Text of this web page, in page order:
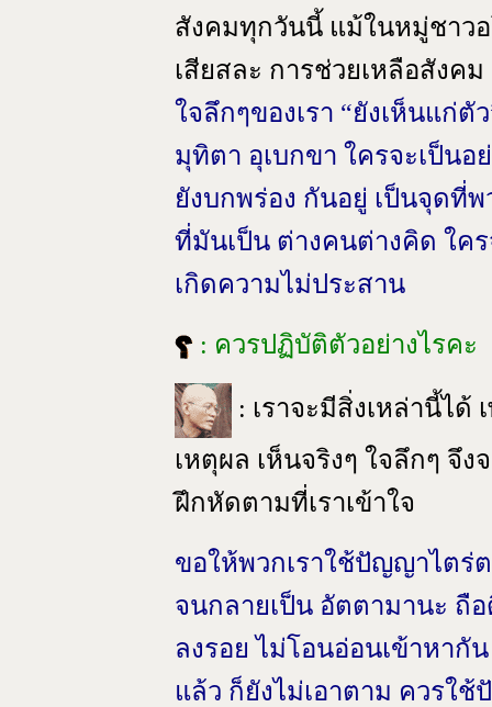
สังคมทุกวันนี้ แม้ในหมู่ชาวอ
เสียสละ การช่วยเหลือสังค
ใจลึกๆของเรา “ยังเห็นแก่ตั
มุทิตา อุเบกขา ใครจะเป็นอ
ยังบกพร่อง กันอยู่ เป็นจุดที่พ
ที่มันเป็น ต่างคนต่างคิด ใค
เกิดความไม่ประสาน
: ควรปฏิบัติตัวอย่างไรคะ
: เราจะมีสิ่งเหล่านี้ได้
เหตุผล เห็นจริงๆ ใจลึกๆ จึง
ฝึกหัดตามที่เราเข้าใจ
ขอให้พวกเราใช้ปัญญาไตร่
จนกลายเป็น อัตตามานะ ถื
ลงรอย ไม่โอนอ่อนเข้าหา
แล้ว ก็ยังไม่เอาตาม ควรใ